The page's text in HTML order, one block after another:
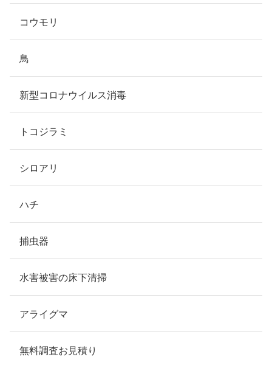
コウモリ
鳥
新型コロナウイルス消毒
トコジラミ
シロアリ
ハチ
捕虫器
水害被害の床下清掃
アライグマ
無料調査お見積り